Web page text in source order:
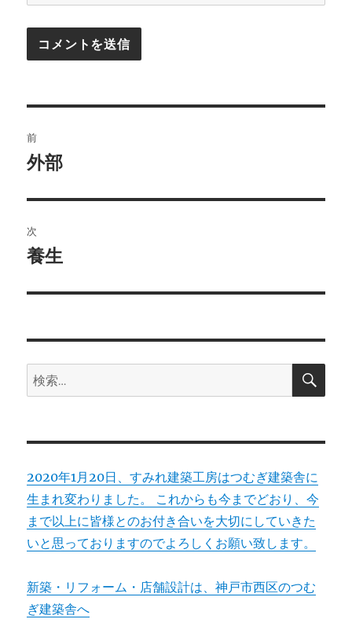
稿
ビ
ゲ
ー
ン
前
前
投
稿:
外部
次
次
投
養生
検
索:
検
2020年1月20日、すみれ建築工房はつむぎ建築舎に
生まれ変わりました。 これからも今までどおり、今
まで以上に皆様とのお付き合いを大切にしていきた
いと思っておりますのでよろしくお願い致します。
新築・リフォーム・店舗設計は、神戸市西区のつむ
ぎ建築舎へ